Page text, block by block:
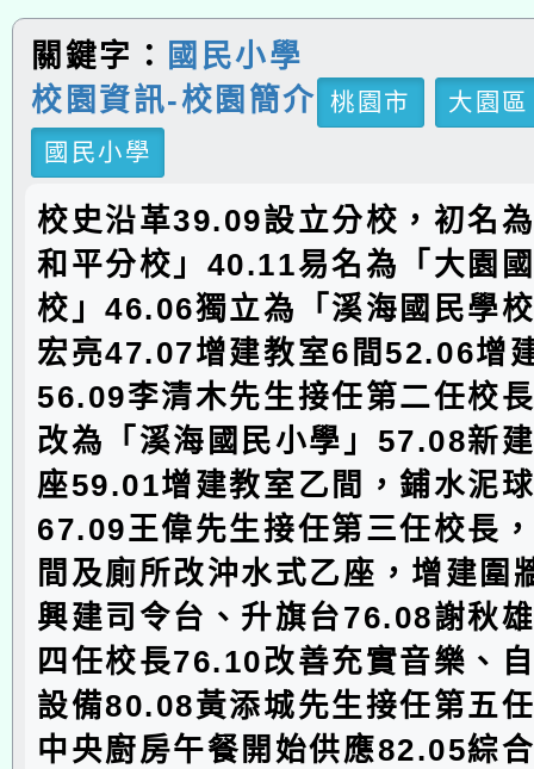
關鍵字：
國民小學
校園資訊-校園簡介 桃園市
大園區
國民小學
校史沿革39.09設立分校，初名
和平分校」40.11易名為「大園
校」46.06獨立為「溪海國民學
宏亮47.07增建教室6間52.06增
56.09李清木先生接任第二任校
改為「溪海國民小學」57.08新
座59.01增建教室乙間，鋪水泥
67.09王偉先生接任第三任校長
間及廁所改沖水式乙座，增建圍
興建司令台、升旗台76.08謝秋
四任校長76.10改善充實音樂、
設備80.08黃添城先生接任第五
中央廚房午餐開始供應82.05綜